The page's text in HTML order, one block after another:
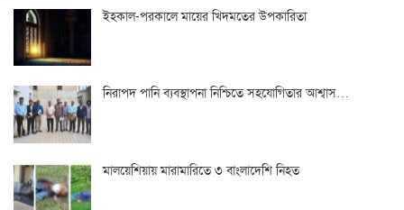
ইহকাল-পরকালে মায়ের খিদমতের উপকারিতা
নিরাপদ পানি ব্যবস্থাপনা নিশ্চিতে সহযোগিতার আশ্বাস…
মালয়েশিয়ায় মারামারিতে ৩ বাংলাদেশি নিহত